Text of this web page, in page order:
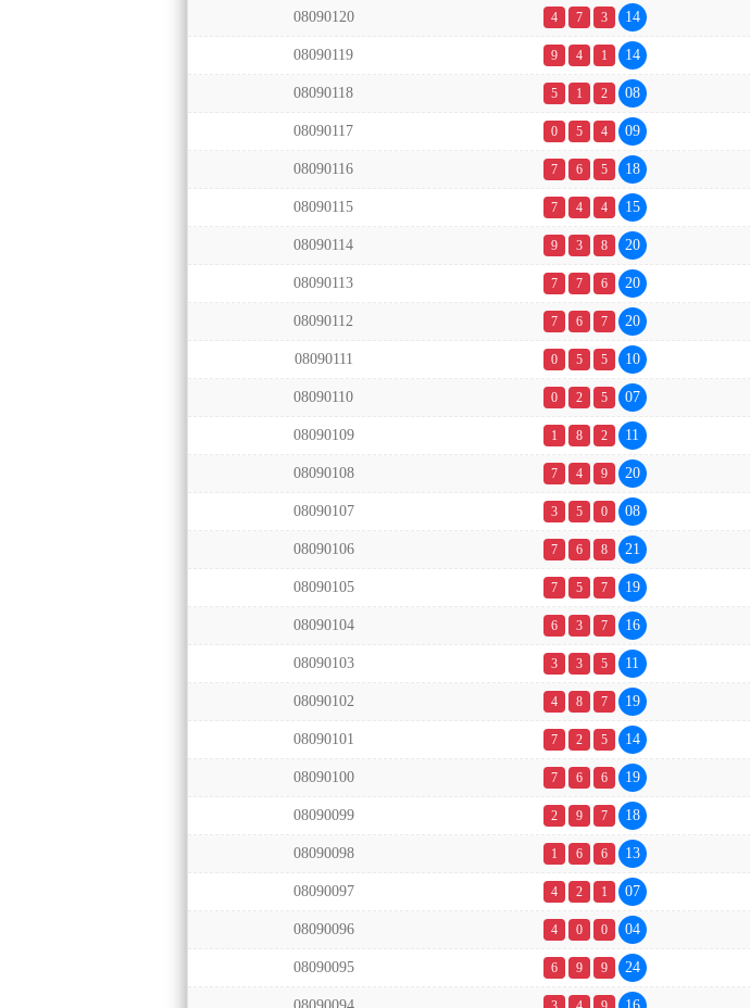
08090120 4 7 3 14
08090119 9 4 1 14
08090118 5 1 2 08
08090117 0 5 4 09
08090116 7 6 5 18
08090115 7 4 4 15
08090114 9 3 8 20
08090113 7 7 6 20
08090112 7 6 7 20
08090111 0 5 5 10
08090110 0 2 5 07
08090109 1 8 2 11
08090108 7 4 9 20
08090107 3 5 0 08
08090106 7 6 8 21
08090105 7 5 7 19
08090104 6 3 7 16
08090103 3 3 5 11
08090102 4 8 7 19
08090101 7 2 5 14
08090100 7 6 6 19
08090099 2 9 7 18
08090098 1 6 6 13
08090097 4 2 1 07
08090096 4 0 0 04
08090095 6 9 9 24